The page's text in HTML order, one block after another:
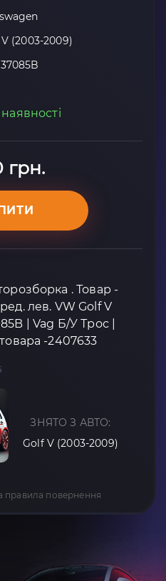
(2003-2009)
грн.
. Товар -
лев. VW Golf V
| Vag Б/У Трос |
-2407633
ЗНЯТО З АВТО:
Golf V (2003-2009)
правила повернення